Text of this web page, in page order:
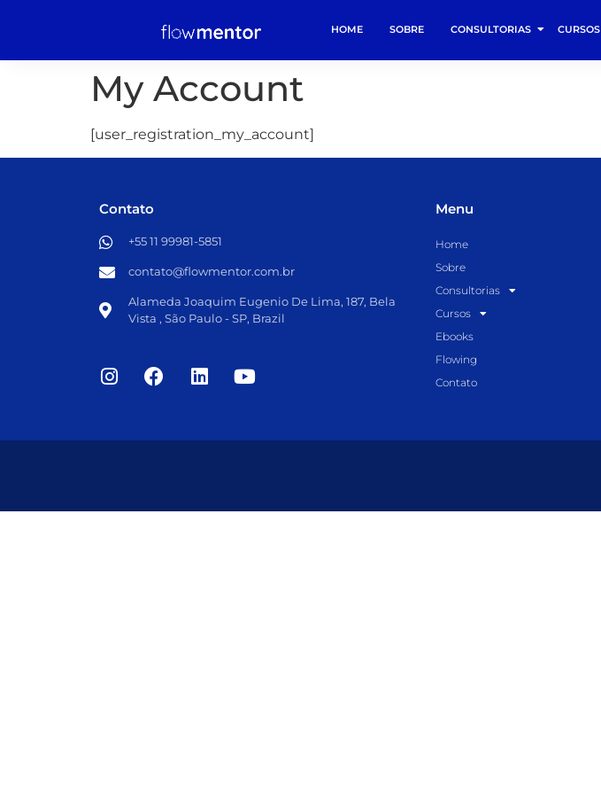
HOME SOBRE CONSULTORIAS CURSOS
My Account
[user_registration_my_account]
Contato
+55 11 99981-5851​
contato@flowmentor.com.br​
Alameda Joaquim Eugenio De Lima, 187, Bela
Vista , São Paulo - SP, Brazil
Menu
Home
Sobre
Consultorias
Cursos
Ebooks
Flowing
Contato